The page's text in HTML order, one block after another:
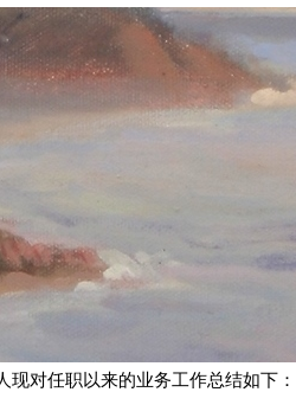
对任职以来的业务工作总结如下：